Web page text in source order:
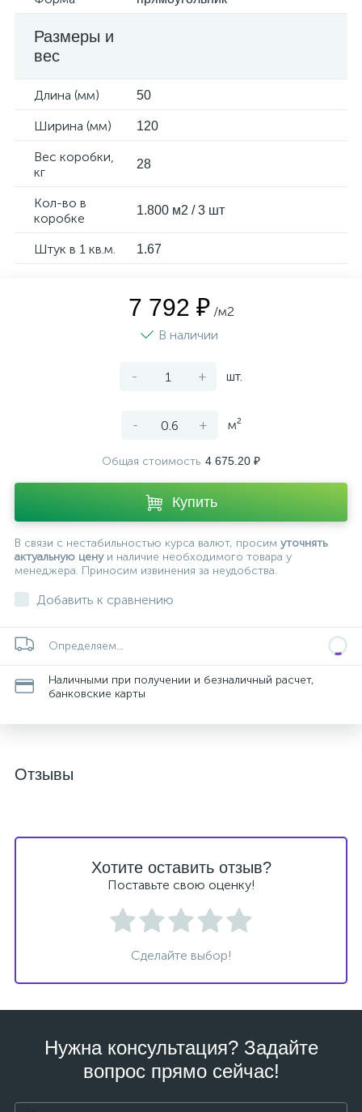
Размеры и
вес
Длина (мм) 50
Ширина (мм) 120
Вес коробки,
кг
28
Кол-во в
коробке
1.800 м2 / 3 шт
Штук в 1 кв.м. 1.67
7 792 ₽ /м2
В наличии
- + шт.
- + м²
Общая стоимость 4 675.20 ₽
Купить
В связи с нестабильностью курса валют, просим уточнять
актуальную ценуи наличие необходимого товара у
менеджера. Приносим извинения за неудобства.
Добавить к сравнению
Определяем...
Наличными при получении и безналичный расчет,
банковские карты
Отзывы
Хотите оставить отзыв?
Поставьте свою оценку!
Сделайте выбор!
Нужна консультация? Задайте
вопрос прямо сейчас!